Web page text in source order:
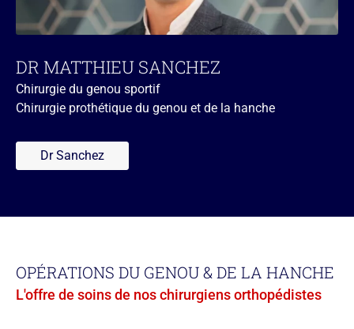
DR MATTHIEU SANCHEZ
Chirurgie du genou sportif
Chirurgie prothétique du genou et de la hanche
Dr Sanchez
OPÉRATIONS DU GENOU & DE LA HANCHE
L'offre de soins de nos chirurgiens orthopédistes